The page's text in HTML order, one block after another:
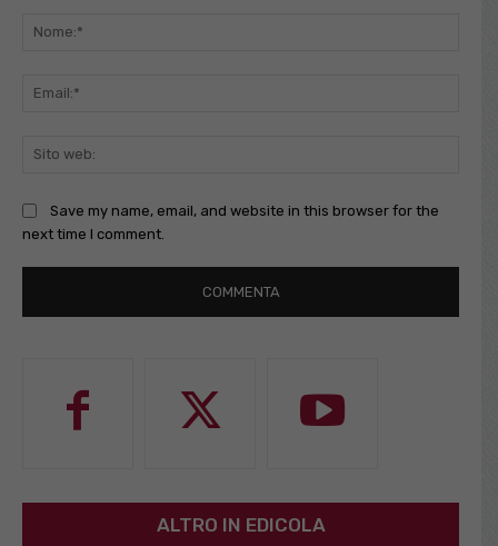
Save my name, email, and website in this browser for the
next time I comment.
ALTRO IN EDICOLA